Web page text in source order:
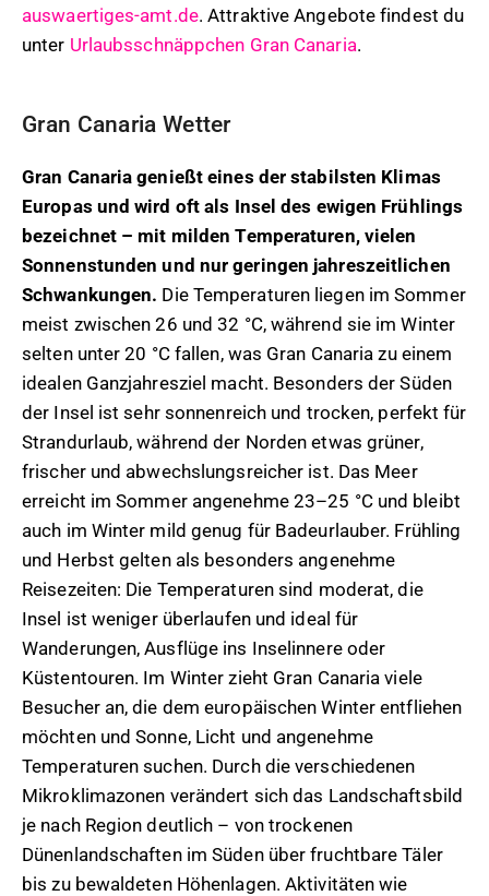
auswaertiges-amt.de. Attraktive Angebote findest du
unter Urlaubsschnäppchen Gran Canaria.
Gran Canaria Wetter
Gran Canaria genießt eines der stabilsten Klimas
Europas und wird oft als Insel des ewigen Frühlings
bezeichnet – mit milden Temperaturen, vielen
Sonnenstunden und nur geringen jahreszeitlichen
Schwankungen. Die Temperaturen liegen im Sommer
meist zwischen 26 und 32 °C, während sie im Winter
selten unter 20 °C fallen, was Gran Canaria zu einem
idealen Ganzjahresziel macht. Besonders der Süden
der Insel ist sehr sonnenreich und trocken, perfekt für
Strandurlaub, während der Norden etwas grüner,
frischer und abwechslungsreicher ist. Das Meer
erreicht im Sommer angenehme 23–25 °C und bleibt
auch im Winter mild genug für Badeurlauber. Frühling
und Herbst gelten als besonders angenehme
Reisezeiten: Die Temperaturen sind moderat, die
Insel ist weniger überlaufen und ideal für
Wanderungen, Ausflüge ins Inselinnere oder
Küstentouren. Im Winter zieht Gran Canaria viele
Besucher an, die dem europäischen Winter entfliehen
möchten und Sonne, Licht und angenehme
Temperaturen suchen. Durch die verschiedenen
Mikroklimazonen verändert sich das Landschaftsbild
je nach Region deutlich – von trockenen
Dünenlandschaften im Süden über fruchtbare Täler
bis zu bewaldeten Höhenlagen. Aktivitäten wie